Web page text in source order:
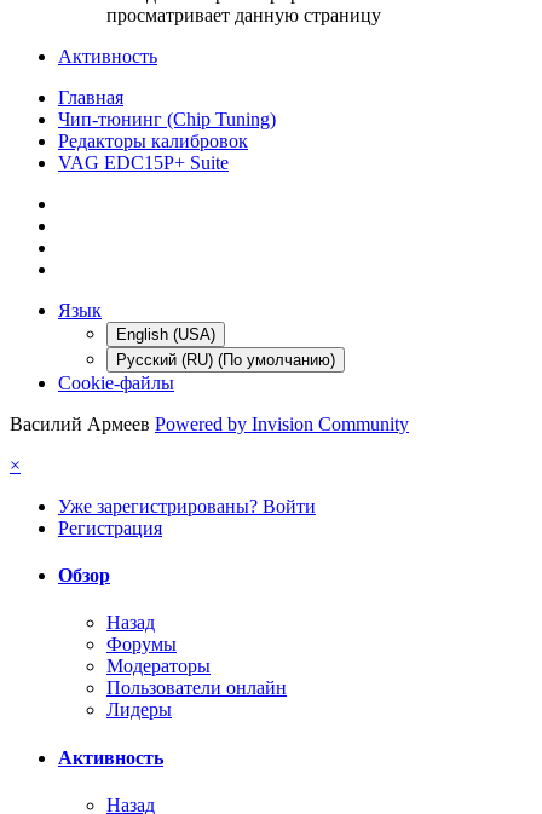
просматривает данную страницу
Активность
Главная
Чип-тюнинг (Chip Tuning)
Редакторы калибровок
VAG EDC15P+ Suite
Язык
English (USA)
Русский (RU) (По умолчанию)
Cookie-файлы
Василий Армеев Powered by Invision Community
×
Уже зарегистрированы? Войти
Регистрация
Обзор
Назад
Форумы
Модераторы
Пользователи онлайн
Лидеры
Активность
Назад